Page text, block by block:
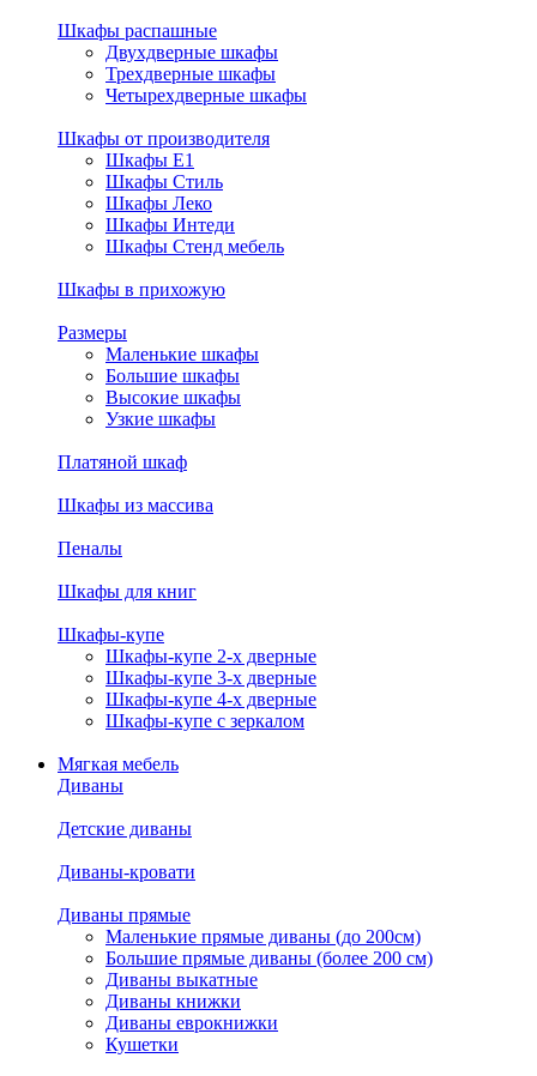
Шкафы распашные
Двухдверные шкафы
Трехдверные шкафы
Четырехдверные шкафы
Шкафы от производителя
Шкафы E1
Шкафы Стиль
Шкафы Леко
Шкафы Интеди
Шкафы Стенд мебель
Шкафы в прихожую
Размеры
Маленькие шкафы
Большие шкафы
Высокие шкафы
Узкие шкафы
Платяной шкаф
Шкафы из массива
Пеналы
Шкафы для книг
Шкафы-купе
Шкафы-купе 2-х дверные
Шкафы-купе 3-х дверные
Шкафы-купе 4-х дверные
Шкафы-купе с зеркалом
Мягкая мебель
Диваны
Детские диваны
Диваны-кровати
Диваны прямые
Маленькие прямые диваны (до 200см)
Большие прямые диваны (более 200 см)
Диваны выкатные
Диваны книжки
Диваны еврокнижки
Кушетки